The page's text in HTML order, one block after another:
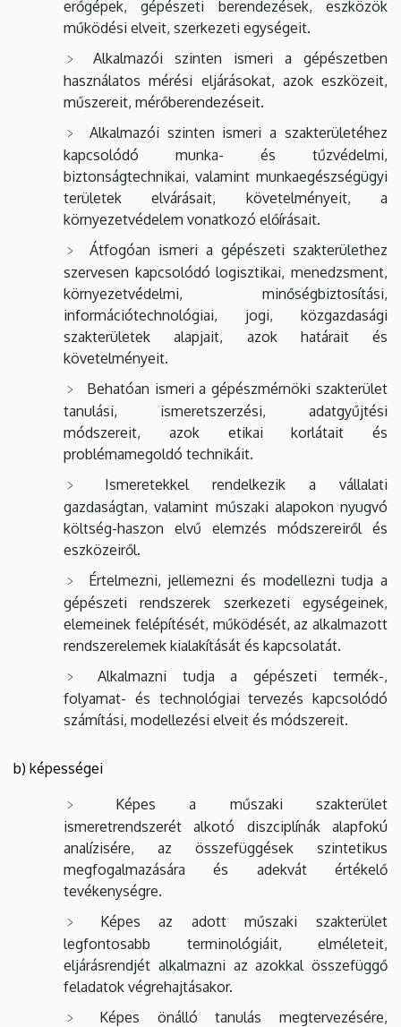
erőgépek, gépészeti berendezések, eszközök
működési elveit, szerkezeti egységeit.
Alkalmazói szinten ismeri a gépészetben
használatos mérési eljárásokat, azok eszközeit,
műszereit, mérőberendezéseit.
Alkalmazói szinten ismeri a szakterületéhez
kapcsolódó munka- és tűzvédelmi,
biztonságtechnikai, valamint munkaegészségügyi
területek elvárásait, követelményeit, a
környezetvédelem vonatkozó előírásait.
Átfogóan ismeri a gépészeti szakterülethez
szervesen kapcsolódó logisztikai, menedzsment,
környezetvédelmi, minőségbiztosítási,
információtechnológiai, jogi, közgazdasági
szakterületek alapjait, azok határait és
követelményeit.
Behatóan ismeri a gépészmérnöki szakterület
tanulási, ismeretszerzési, adatgyűjtési
módszereit, azok etikai korlátait és
problémamegoldó technikáit.
Ismeretekkel rendelkezik a vállalati
gazdaságtan, valamint műszaki alapokon nyugvó
költség-haszon elvű elemzés módszereiről és
eszközeiről.
Értelmezni, jellemezni és modellezni tudja a
gépészeti rendszerek szerkezeti egységeinek,
elemeinek felépítését, működését, az alkalmazott
rendszerelemek kialakítását és kapcsolatát.
Alkalmazni tudja a gépészeti termék-,
folyamat- és technológiai tervezés kapcsolódó
számítási, modellezési elveit és módszereit.
b) képességei
Képes a műszaki szakterület
ismeretrendszerét alkotó diszciplínák alapfokú
analízisére, az összefüggések szintetikus
megfogalmazására és adekvát értékelő
tevékenységre.
Képes az adott műszaki szakterület
legfontosabb terminológiáit, elméleteit,
eljárásrendjét alkalmazni az azokkal összefüggő
feladatok végrehajtásakor.
Képes önálló tanulás megtervezésére,